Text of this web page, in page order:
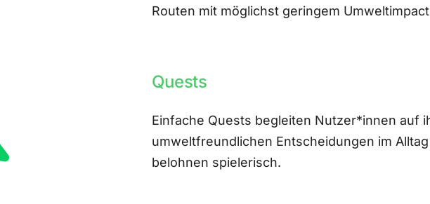
Routen mit möglichst geringem
Quests
Einfache Quests begleiten Nutzer*innen auf
umweltfreundlichen Entscheidungen im
belohnen spielerisch.